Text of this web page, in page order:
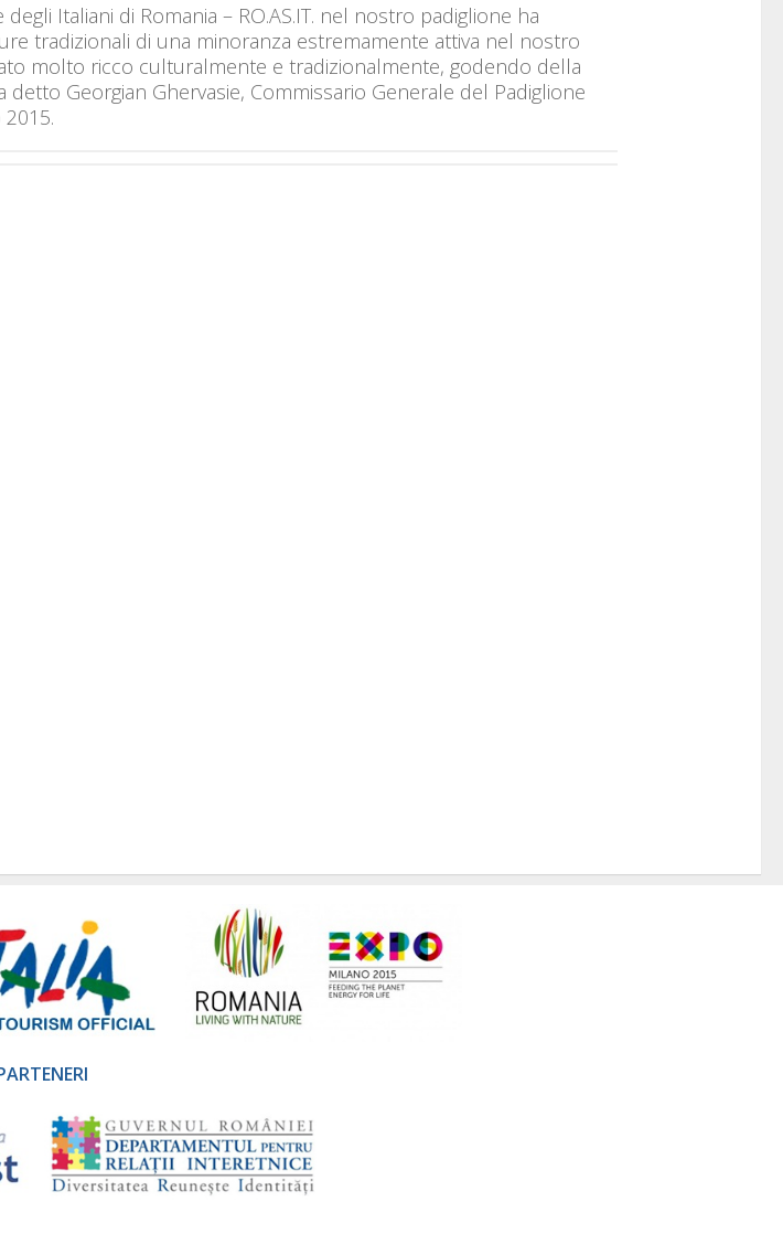
degli Italiani di Romania – RO.AS.IT. nel nostro padiglione ha
tradizionali di una minoranza estremamente attiva nel nostro
molto ricco culturalmente e tradizionalmente, godendo della
detto Georgian Ghervasie, Commissario Generale del Padiglione